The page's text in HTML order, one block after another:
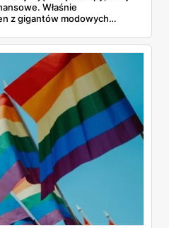
Właśnie
z gigantów modowych
Dowiedz się!